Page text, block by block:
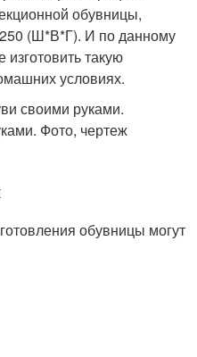
обувницы,
(Ш*В*Г). И по данному
такую
условиях.
обувницы могут